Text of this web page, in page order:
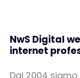
NwS Digital
internet
Dal 2004